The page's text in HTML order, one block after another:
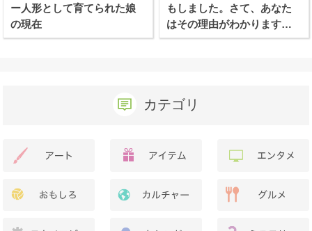
ー人形として育てられた娘
の現在
もしました。さて、あなた
はその理由がわかります
か？
カテゴリ